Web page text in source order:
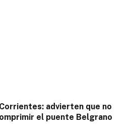
advierten que no
el puente Belgrano